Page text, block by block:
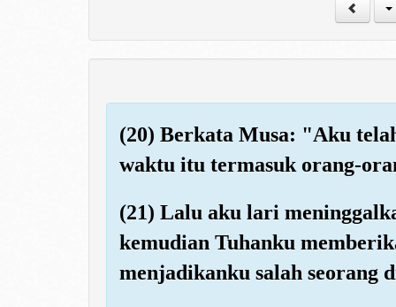
(20) Berkata Musa: "Aku
waktu itu termasuk orang-
(21) Lalu aku lari
kemudian Tuhanku
menjadikanku salah seorang